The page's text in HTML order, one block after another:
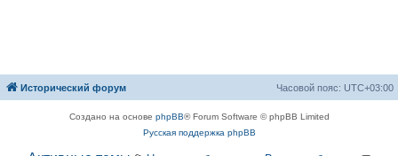
Исторический форум Часовой пояс: UTC+03:00
Создано на основе phpBB® Forum Software © phpBB Limited
Русская поддержка phpBB